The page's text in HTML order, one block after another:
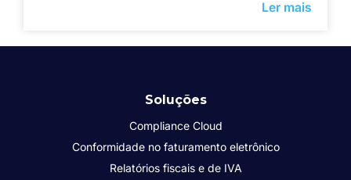
Ler mais
Soluções
Compliance Cloud
Conformidade no faturamento eletrônico
Relatórios fiscais e de IVA